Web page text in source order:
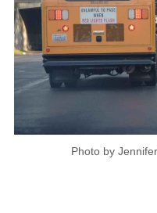
Photo by